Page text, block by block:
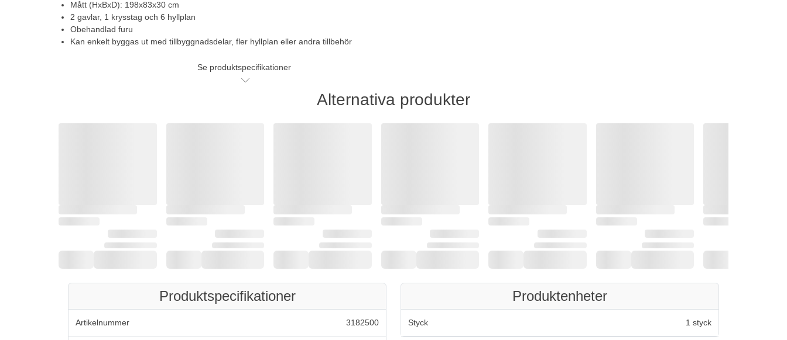
Mått (HxBxD): 198x83x30 cm
2 gavlar, 1 krysstag och 6 hyllplan
Obehandlad furu
Kan enkelt byggas ut med tillbyggnadsdelar, fler hyllplan eller andra tillbehör
Se produktspecifikationer
Alternativa produkter
Produktspecifikationer
Artikelnummer 3182500
Produktenheter
Styck 1 styck